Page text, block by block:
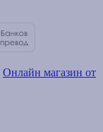
Онлайн магазин от